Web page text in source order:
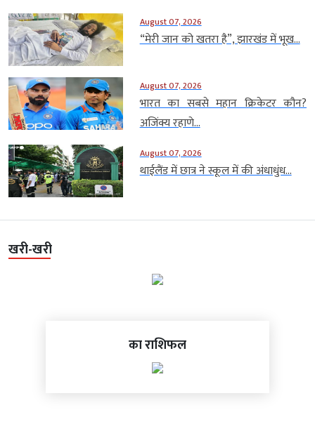
August 07, 2026
“मेरी जान को खतरा है”, झारखंड में भूख...
August 07, 2026
भारत का सबसे महान क्रिकेटर कौन?
अजिंक्य रहाणे...
August 07, 2026
थाईलैंड में छात्र ने स्कूल में की अंधाधुंध...
खरी-खरी
का राशिफल